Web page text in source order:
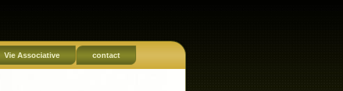
Vie Associative contact